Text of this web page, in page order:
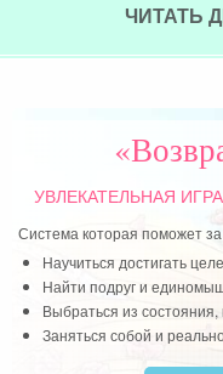
ЧИТАТЬ
УВЛЕКАТЕЛЬНАЯ ИГРА
Система которая поможет
Научиться достигать
Найти подруг и
Выбраться из
Заняться собой и